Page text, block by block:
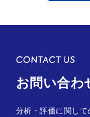
お問い合わ
分析・評価に関し